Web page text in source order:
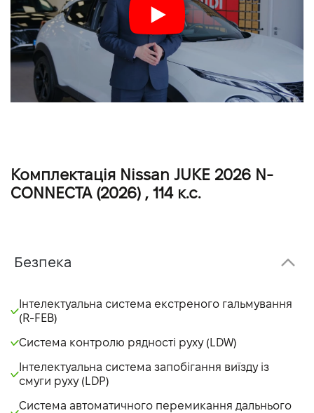
Комплектація Nissan JUKE 2026 N-
CONNECTA (2026) , 114 к.с.
Безпека
Інтелектуальна система екстреного гальмування
(R-FEB)
Система контролю рядності руху (LDW)
Інтелектуальна система запобігання виїзду із
смуги руху (LDP)
Система автоматичного перемикання дальнього